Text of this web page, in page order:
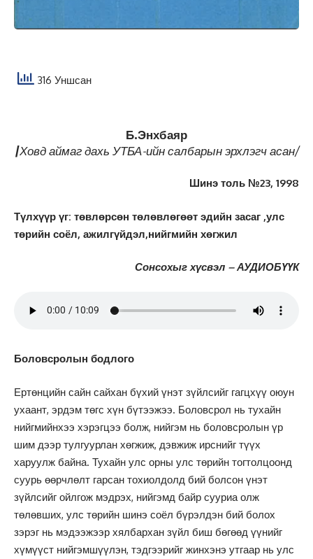
316 Уншсан
Б.Энхбаяр
/Ховд аймаг дахь УТБА-ийн салбарын эрхлэгч асан/
Шинэ толь №23, 1998
Түлхүүр үг: төвлөрсөн төлөвлөгөөт эдийн засаг ,улс
төрийн соёл, ажилгүйдэл,нийгмийн хөгжил
Сонсохыг хүсвэл – АУДИОБҮҮК
Боловсролын бодлого
Ертөнцийн сайн сайхан бүхий үнэт зүйлсийг гагцхүү оюун
ухаант, эрдэм төгс хүн бүтээжээ. Боловсрол нь тухайн
нийгмийнхээ хэрэгцээ болж, нийгэм нь боловсролын үр
шим дээр тулгуурлан хөгжиж, дэвжиж ирснийг түүх
харуулж байна. Тухайн улс орны улс төрийн тогтолцоонд
суурь өөрчлөлт гарсан тохиолдолд бий болсон үнэт
зүйлсийг ойлгож мэдрэх, нийгэмд байр сууриа олж
төлөвших, улс төрийн шинэ соёл бүрэлдэн бий болох
зэрэг нь мэдээжээр хялбархан зүйл биш бөгөөд үүнийг
хүмүүст нийгэмшүүлэн, тэдгээрийг жинхэнэ утгаар нь улс